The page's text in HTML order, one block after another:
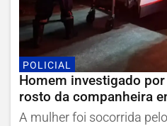
POLICIAL
Homem investigado
rosto da companheira
A mulher foi socorrida